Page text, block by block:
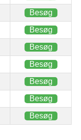
Besøg
Besøg
Besøg
Besøg
Besøg
Besøg
Besøg